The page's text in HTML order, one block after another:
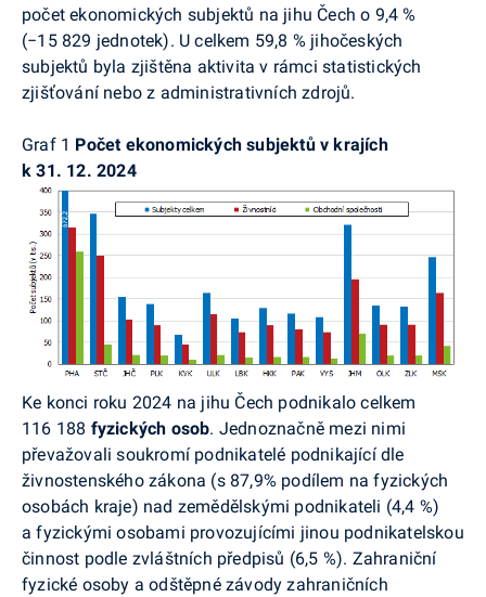
počet ekonomických subjektů na jihu Čech o 9,4 %
(−15 829 jednotek). U celkem 59,8 % jihočeských
subjektů byla zjištěna aktivita v rámci statistických
zjišťování nebo z administrativních zdrojů.
Graf 1 Počet ekonomických subjektů v krajích
k 31. 12. 2024
Ke konci roku 2024 na jihu Čech podnikalo celkem
116 188 fyzických osob. Jednoznačně mezi nimi
převažovali soukromí podnikatelé podnikající dle
živnostenského zákona (s 87,9% podílem na fyzických
osobách kraje) nad zemědělskými podnikateli (4,4 %)
a fyzickými osobami provozujícími jinou podnikatelskou
činnost podle zvláštních předpisů (6,5 %). Zahraniční
fyzické osoby a odštěpné závody zahraničních